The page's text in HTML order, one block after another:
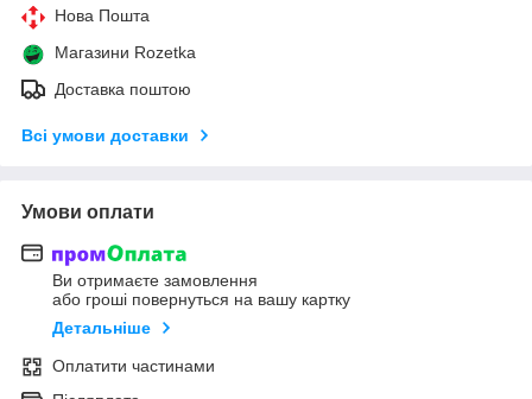
Нова Пошта
Магазини Rozetka
Доставка поштою
Всі умови доставки
Умови оплати
Ви отримаєте замовлення
або гроші повернуться на вашу картку
Детальніше
Оплатити частинами